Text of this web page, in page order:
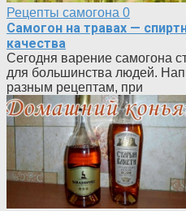
Рецепты самогона 0
Самогон на травах —
качества
Сегодня варение самогона
для большинства людей.
разным рецептам, при